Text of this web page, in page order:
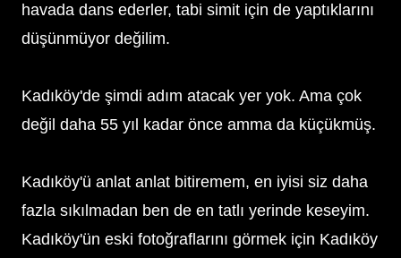
havada dans ederler, tabi simit için de yaptıklarını
düşünmüyor değilim.
Kadıköy'de şimdi adım atacak yer yok. Ama çok
değil daha 55 yıl kadar önce amma da küçükmüş.
Kadıköy'ü anlat anlat bitiremem, en iyisi siz daha
fazla sıkılmadan ben de en tatlı yerinde keseyim.
Kadıköy'ün eski fotoğraflarını görmek için Kadıköy